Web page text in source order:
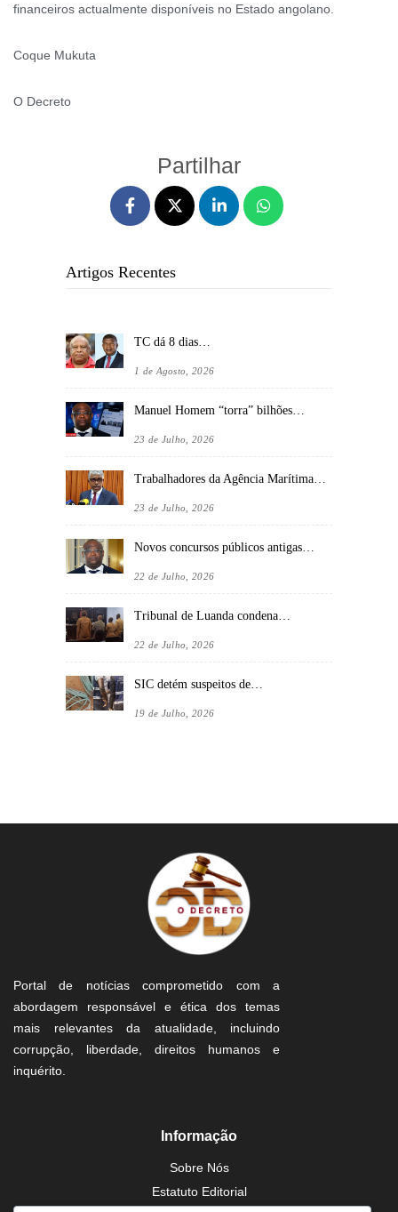
financeiros actualmente disponíveis no Estado angolano.
Coque Mukuta
O Decreto
Partilhar
Artigos Recentes
TC dá 8 dias…
1 de Agosto, 2026
Manuel Homem “torra” bilhões…
23 de Julho, 2026
Trabalhadores da Agência Marítima…
23 de Julho, 2026
Novos concursos públicos antigas…
22 de Julho, 2026
Tribunal de Luanda condena…
22 de Julho, 2026
SIC detém suspeitos de…
19 de Julho, 2026
Portal de notícias comprometido com a
abordagem responsável e ética dos temas
mais relevantes da atualidade, incluindo
corrupção, liberdade, direitos humanos e
inquérito.
Informação
Sobre Nós
Estatuto Editorial